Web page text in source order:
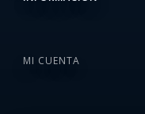
MI CUENTA